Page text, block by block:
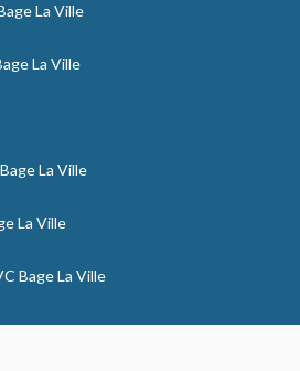
La Ville
La Ville
La Ville
La Ville
Bage La Ville